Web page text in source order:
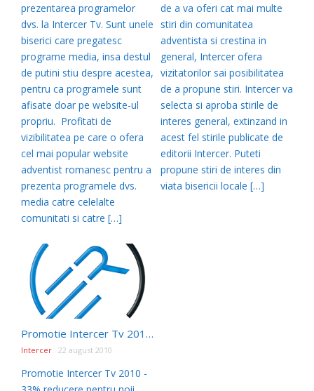
prezentarea programelor
dvs. la Intercer Tv. Sunt unele
biserici care pregatesc
programe media, insa destul
de putini stiu despre acestea,
pentru ca programele sunt
afisate doar pe website-ul
propriu. Profitati de
vizibilitatea pe care o ofera
cel mai popular website
adventist romanesc pentru a
prezenta programele dvs.
media catre celelalte
comunitati si catre […]
de a va oferi cat mai multe
stiri din comunitatea
adventista si crestina in
general, Intercer ofera
vizitatorilor sai posibilitatea
de a propune stiri. Intercer va
selecta si aproba stirile de
interes general, extinzand in
acest fel stirile publicate de
editorii Intercer. Puteti
propune stiri de interes din
viata bisericii locale […]
Promotie Intercer Tv 2010 – 33% reducere pentru noii abonati, acces la stiri pentru toti abonatii
Intercer 22 august 2010
Promotie Intercer Tv 2010 -